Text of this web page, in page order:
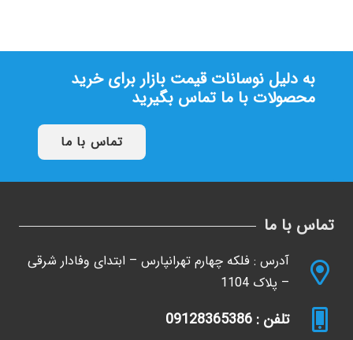
به دلیل نوسانات قیمت بازار برای خرید
محصولات با ما تماس بگیرید
تماس با ما
تماس با ما
آدرس : فلکه چهارم تهرانپارس – ابتدای وفادار شرقی
– پلاک 1104
تلفن : 09128365386